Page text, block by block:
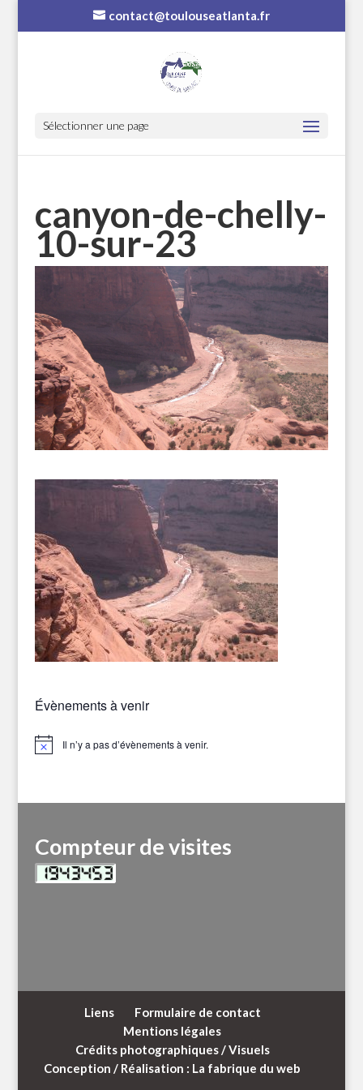
contact@toulouseatlanta.fr
Sélectionner une page
canyon-de-chelly-
10-sur-23
Évènements à venir
Notice Il n’y a pas d’évènements à venir.
Compteur de visites
Liens
Formulaire de contact
Mentions légales
Crédits photographiques / Visuels
Conception / Réalisation : La fabrique du web